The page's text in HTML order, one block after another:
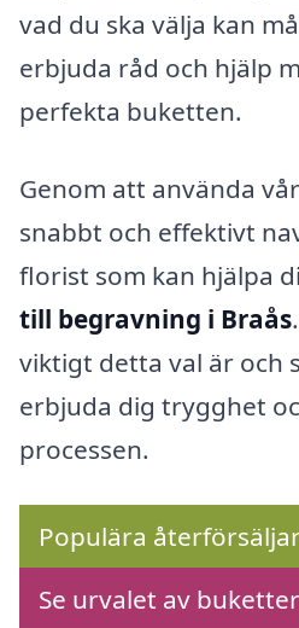
vad du ska välja kan
erbjuda råd och hjälp
perfekta buketten.
Genom att använda
snabbt och effektivt
florist som kan hjälpa
till begravning i Braås
viktigt detta val är och
erbjuda dig trygghet
processen.
Populära
Se urvalet av buketter